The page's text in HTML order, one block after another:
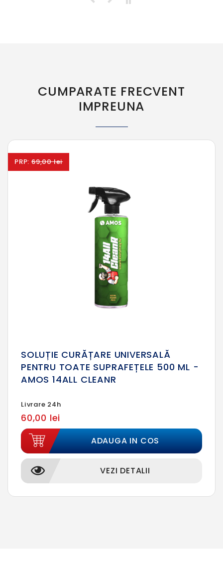
CUMPARATE FRECVENT
IMPREUNA
PRP: 69,00 lei
SOLUȚIE CURĂȚARE UNIVERSALĂ
PENTRU TOATE SUPRAFEȚELE 500 ML -
AMOS 14ALL CLEANR
Livrare 24h
60,00 lei
ADAUGA IN COS
VEZI DETALII